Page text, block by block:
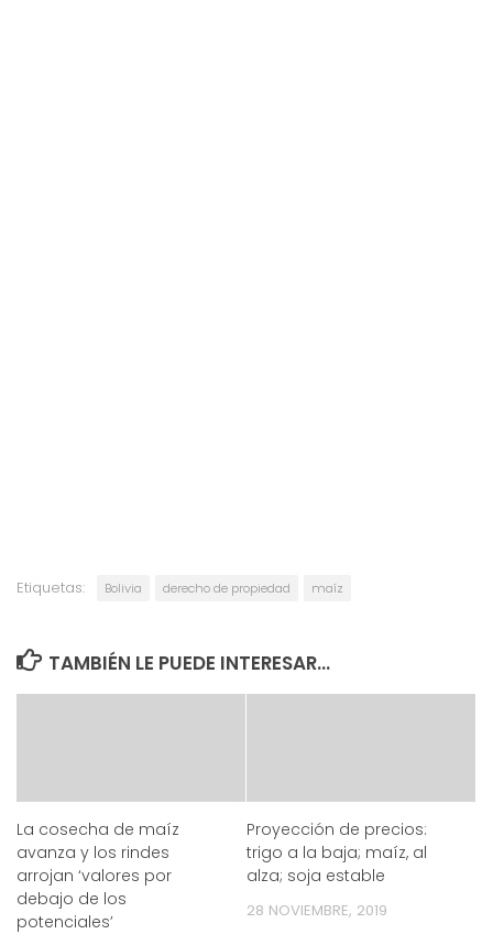
Etiquetas: Bolivia derecho de propiedad maíz
TAMBIÉN LE PUEDE INTERESAR...
La cosecha de maíz
avanza y los rindes
arrojan ‘valores por
debajo de los
potenciales’
Proyección de precios:
trigo a la baja; maíz, al
alza; soja estable
28 NOVIEMBRE, 2019